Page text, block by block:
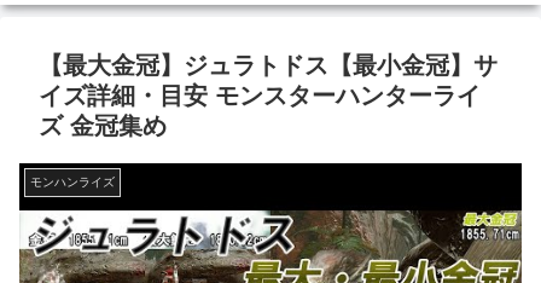
【最大金冠】ジュラトドス【最小金冠】サ
イズ詳細・目安 モンスターハンターライ
ズ 金冠集め
モンハンライズ